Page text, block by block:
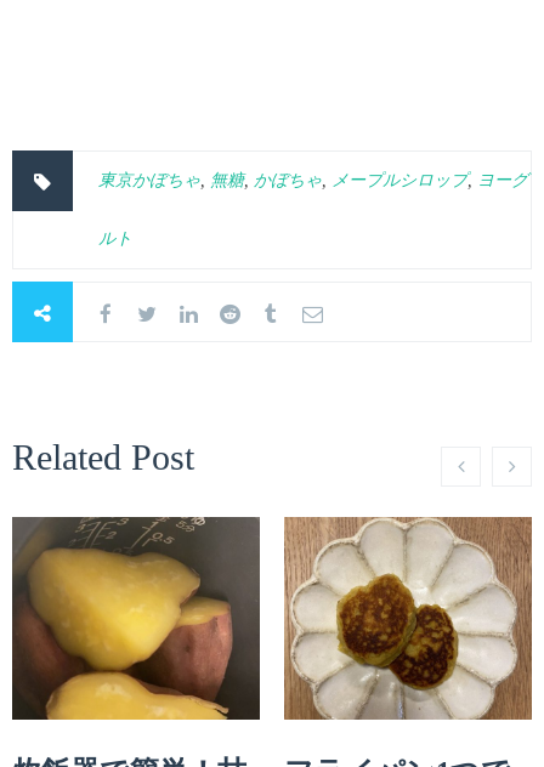
東京かぼちゃ, 無糖, かぼちゃ, メープルシロップ, ヨーグ
ルト
Related Post